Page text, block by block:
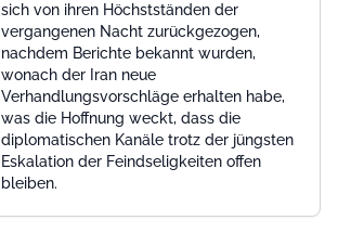
sich von ihren Höchstständen der
vergangenen Nacht zurückgezogen,
nachdem Berichte bekannt wurden,
wonach der Iran neue
Verhandlungsvorschläge erhalten habe,
was die Hoffnung weckt, dass die
diplomatischen Kanäle trotz der jüngsten
Eskalation der Feindseligkeiten offen
bleiben.